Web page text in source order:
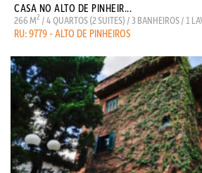
CASA NO ALTO DE PINHEIR...
266 M2 / 4 QUARTOS (2 SUITES) / 3 BANHEIROS / 1
RU: 9779 - ALTO DE PINHEIROS